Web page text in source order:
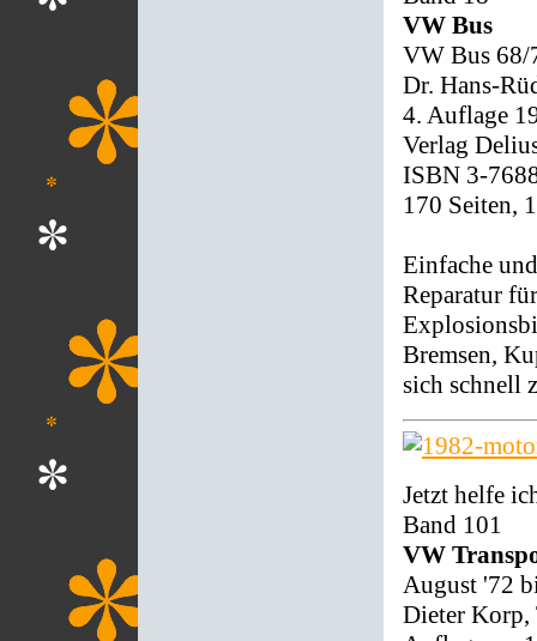
VW Bus
VW Bus 68/
Dr. Hans-
4. Auflage
Verlag
ISBN 3-
170 Seiten,
Einfache
Reparatur
Bremsen,
sich schnell
Jetzt helfe
Band 101
VW
August '72
Dieter Korp,